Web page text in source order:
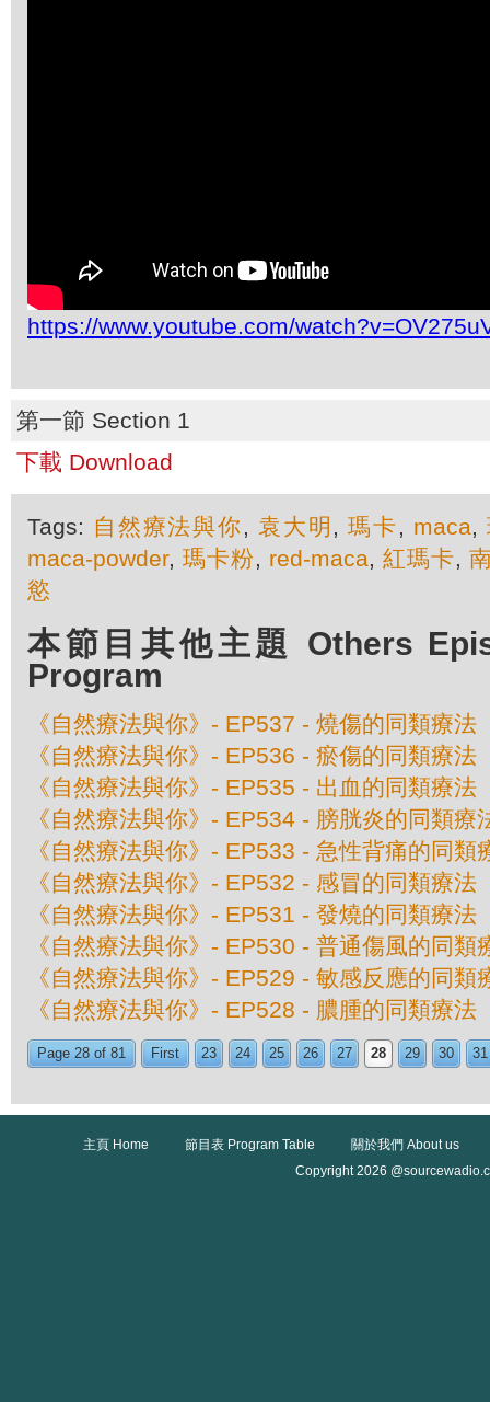
https://www.youtube.com/
第一節 Section 1
下載 Download
Tags: 自然療法與你, 袁大明 ,瑪卡 , maca,
maca-powder, 瑪卡粉, red-maca, 紅瑪卡,
慾
本節目其他主題 Others
Program
《自然療法與你》- EP537 - 燒傷的同類療法
《自然療法與你》- EP536 - 瘀傷的同類療法
《自然療法與你》- EP535 - 出血的同類療法
《自然療法與你》- EP534 - 膀胱炎的同類療
《自然療法與你》- EP533 - 急性背痛的同類
《自然療法與你》- EP532 - 感冒的同類療法
《自然療法與你》- EP531 - 發燒的同類療法
《自然療法與你》- EP530 - 普通傷風的同類
《自然療法與你》- EP529 - 敏感反應的同類
《自然療法與你》- EP528 - 膿腫的同類療法
Page 28 of 81 First 23 24 25 26 27 28 29 30 31
主頁 Home 節目表 Program Table
關於我們 About us
Copyright 2026